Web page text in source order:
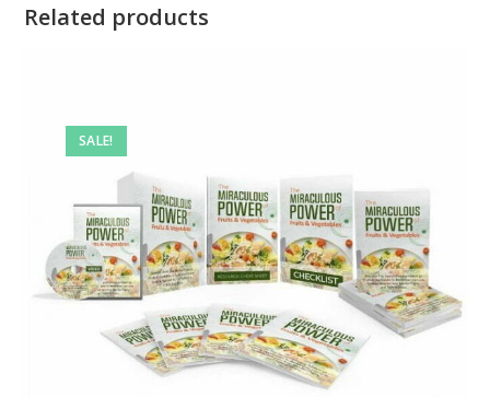
Related products
SALE!